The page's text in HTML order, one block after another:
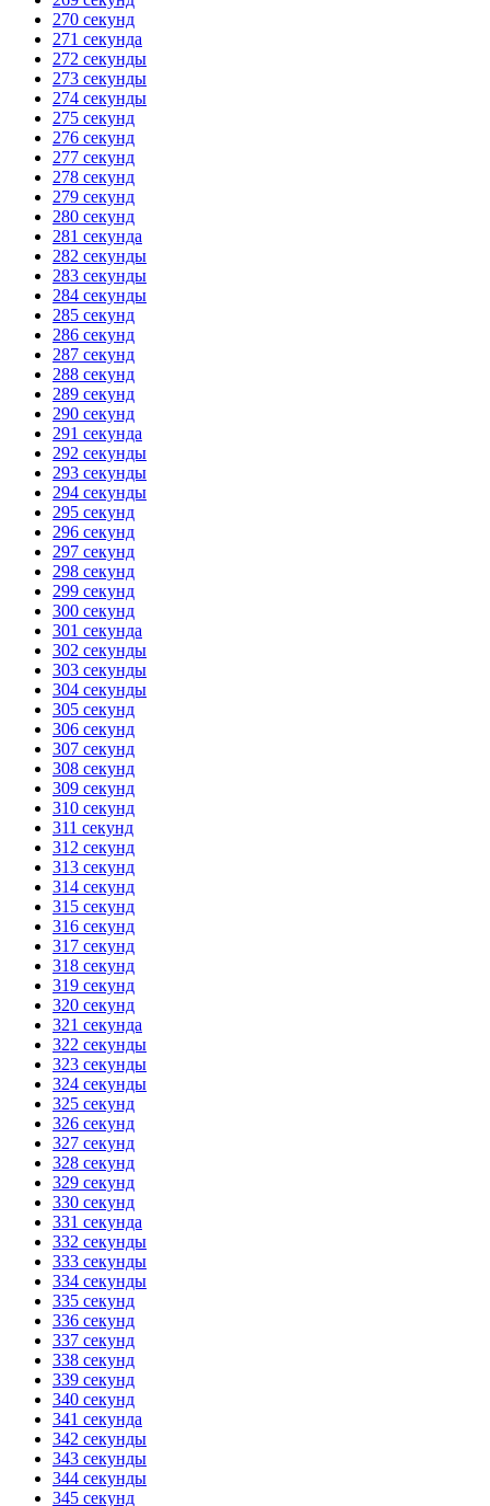
270 секунд
271 секунда
272 секунды
273 секунды
274 секунды
275 секунд
276 секунд
277 секунд
278 секунд
279 секунд
280 секунд
281 секунда
282 секунды
283 секунды
284 секунды
285 секунд
286 секунд
287 секунд
288 секунд
289 секунд
290 секунд
291 секунда
292 секунды
293 секунды
294 секунды
295 секунд
296 секунд
297 секунд
298 секунд
299 секунд
300 секунд
301 секунда
302 секунды
303 секунды
304 секунды
305 секунд
306 секунд
307 секунд
308 секунд
309 секунд
310 секунд
311 секунд
312 секунд
313 секунд
314 секунд
315 секунд
316 секунд
317 секунд
318 секунд
319 секунд
320 секунд
321 секунда
322 секунды
323 секунды
324 секунды
325 секунд
326 секунд
327 секунд
328 секунд
329 секунд
330 секунд
331 секунда
332 секунды
333 секунды
334 секунды
335 секунд
336 секунд
337 секунд
338 секунд
339 секунд
340 секунд
341 секунда
342 секунды
343 секунды
344 секунды
345 секунд